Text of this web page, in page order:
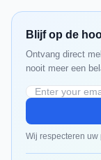
Blijf op de
Ontvang direct
nooit meer een
Wij respecteren uw